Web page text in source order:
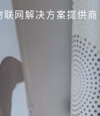
联网解决方案提供商